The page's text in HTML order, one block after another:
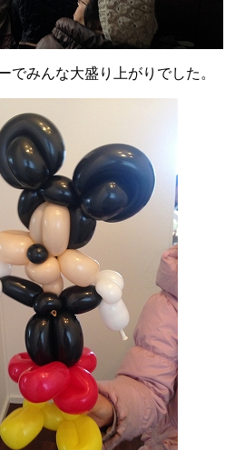
でみんな大盛り上がりでした。